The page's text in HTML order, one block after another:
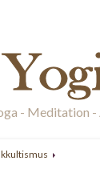
- Meditation -